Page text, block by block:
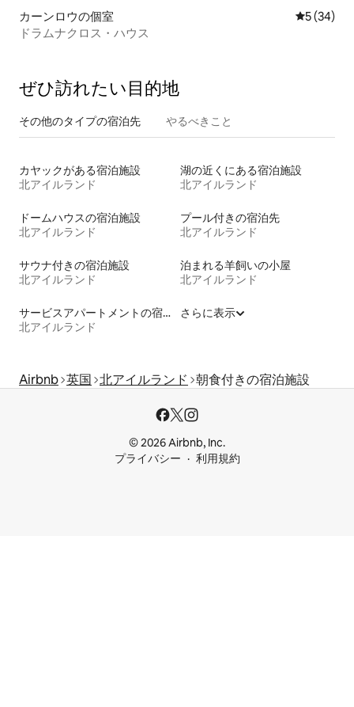
カーンロウの個室 レビュー
5 (34)
ドラムナクロス・ハウス
ぜひ訪⁠れ⁠た⁠い目⁠的⁠地
その他のタ⁠イ⁠プ⁠の宿⁠泊⁠先 やるべきこと
カヤックがある宿泊施設
北アイルランド
湖の近くにある宿泊施設
北アイルランド
ドームハウスの宿泊施設
北アイルランド
プール付きの宿泊先
北アイルランド
サウナ付きの宿泊施設
北アイルランド
泊まれる羊飼いの小屋
北アイルランド
サービスアパートメントの宿泊施設
北アイルランド
さらに表示
Airbnb 英国 北アイルランド 朝食付きの宿泊施設
© 2026 Airbnb, Inc.
プライバシー
利用規約